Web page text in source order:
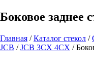
Боковое заднее
Главная /Каталог стекол /
JCB /JCB 3CX 4CX /